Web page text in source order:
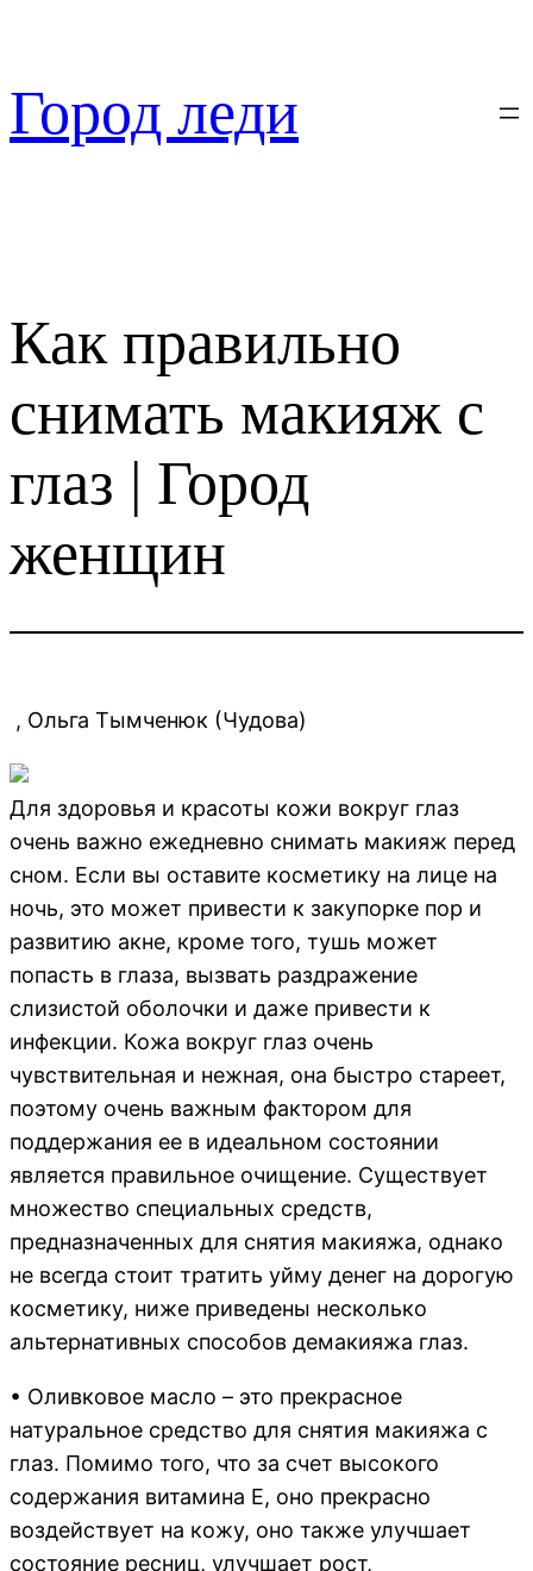
содержимому
Город леди
Как правильно
снимать макияж с
глаз | Город
женщин
, Ольга Тымченюк (Чудова)
Для здоровья и красоты кожи вокруг глаз
очень важно ежедневно снимать макияж перед
сном. Если вы оставите косметику на лице на
ночь, это может привести к закупорке пор и
развитию акне, кроме того, тушь может
попасть в глаза, вызвать раздражение
слизистой оболочки и даже привести к
инфекции. Кожа вокруг глаз очень
чувствительная и нежная, она быстро стареет,
поэтому очень важным фактором для
поддержания ее в идеальном состоянии
является правильное очищение. Существует
множество специальных средств,
предназначенных для снятия макияжа, однако
не всегда стоит тратить уйму денег на дорогую
косметику, ниже приведены несколько
альтернативных способов демакияжа глаз.
• Оливковое масло – это прекрасное
натуральное средство для снятия макияжа с
глаз. Помимо того, что за счет высокого
содержания витамина Е, оно прекрасно
воздействует на кожу, оно также улучшает
состояние ресниц, улучшает рост,